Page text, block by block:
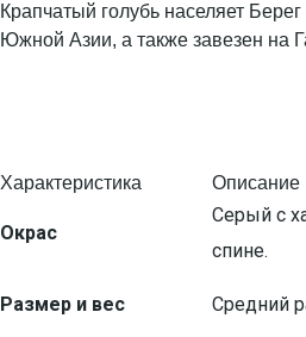
Крапчатый голубь населяет
Южной Азии, а также завезен на
Характеристика Описание
Окрас
Серый с
спине.
Размер и вес Средний